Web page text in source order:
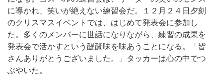
に導かれ、笑いが絶えない練習会だ。１２月２４日夕刻
のクリスマスイベントでは、はじめて発表会に参加し
た。多くのメンバーに世話になりながら、練習の成果を
発表会で活かすという醍醐味を味あうことになる。「皆
さんありがとうございました。」タッカーは心の中でつ
ぶやいた。